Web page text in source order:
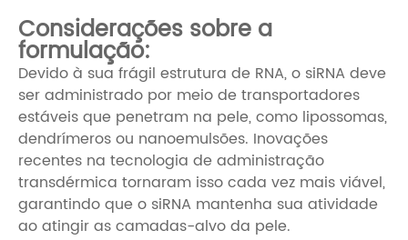
Considerações sobre a
formulação:
Devido à sua frágil estrutura de RNA, o siRNA deve
ser administrado por meio de transportadores
estáveis que penetram na pele, como lipossomas,
dendrímeros ou nanoemulsões. Inovações
recentes na tecnologia de administração
transdérmica tornaram isso cada vez mais viável,
garantindo que o siRNA mantenha sua atividade
ao atingir as camadas-alvo da pele.